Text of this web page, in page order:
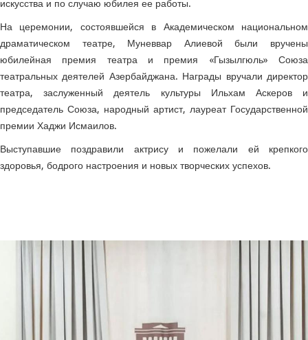
искусства и по случаю юбилея ее работы.
На церемонии, состоявшейся в Академическом национальном
драматическом театре, Муневвар Алиевой были вручены
юбилейная премия театра и премия «Гызылгюль» Союза
театральных деятелей Азербайджана. Награды вручали директор
театра, заслуженный деятель культуры Ильхам Аскеров и
председатель Союза, народный артист, лауреат Государственной
премии Хаджи Исмаилов.
Выступавшие поздравили актрису и пожелали ей крепкого
здоровья, бодрого настроения и новых творческих успехов.